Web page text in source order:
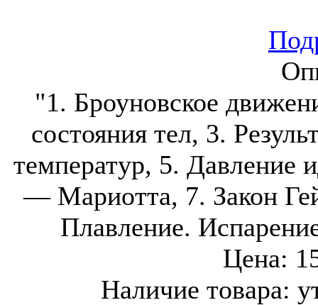
"1. Броуновское
состояния тел, 3.
температур, 5. Давление
— Мариотта, 7. Закон
Плавление.
Цена:
Наличие товара: